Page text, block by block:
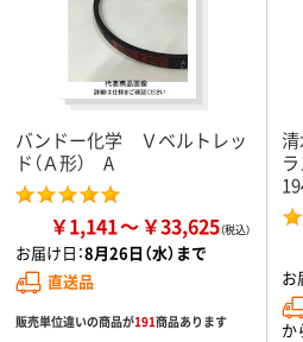
バンドー化学 Ｖベルトレッ
ド（Ａ形） A
￥1,141 ￥33,625
お届け日：8月26日（水）まで
直送品
販売単位違いの商品が191商品あります
お
か